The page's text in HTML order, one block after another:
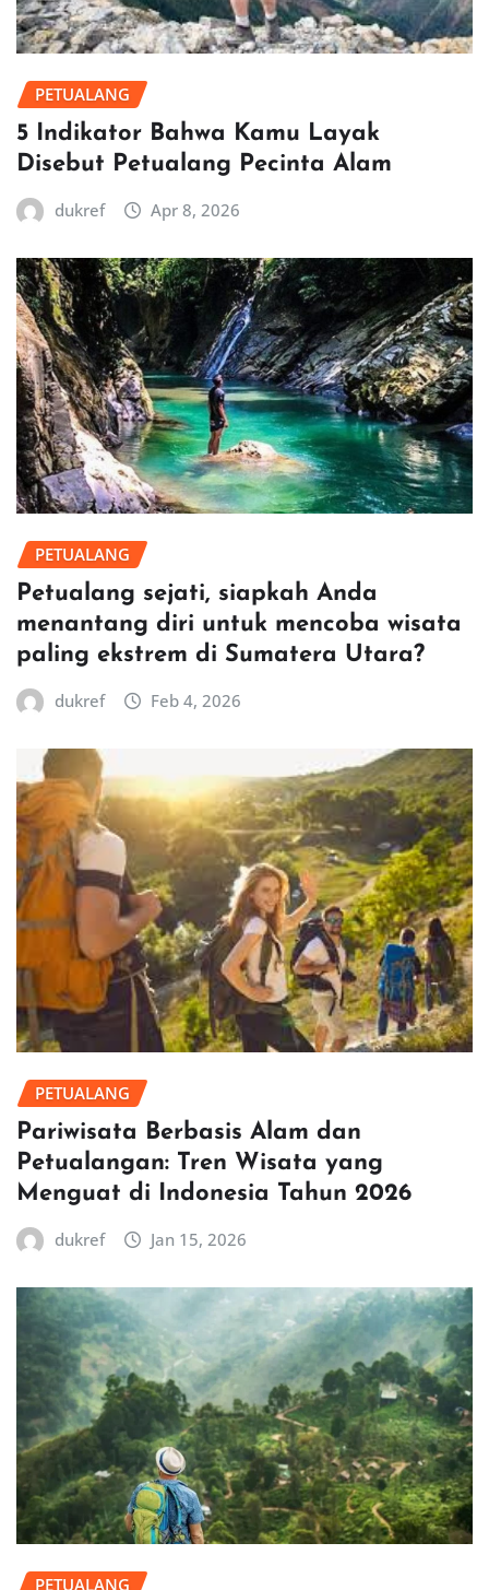
PETUALANG
5 Indikator Bahwa Kamu Layak
Disebut Petualang Pecinta Alam
dukref Apr 8, 2026
PETUALANG
Petualang sejati, siapkah Anda
menantang diri untuk mencoba wisata
paling ekstrem di Sumatera Utara?
dukref Feb 4, 2026
PETUALANG
Pariwisata Berbasis Alam dan
Petualangan: Tren Wisata yang
Menguat di Indonesia Tahun 2026
dukref Jan 15, 2026
PETUALANG